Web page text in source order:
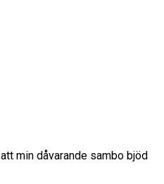
min dåvarande sambo bjöd